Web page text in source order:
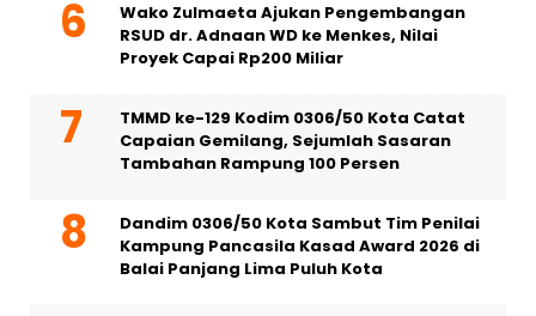
Wako Zulmaeta Ajukan Pengembangan
RSUD dr. Adnaan WD ke Menkes, Nilai
Proyek Capai Rp200 Miliar
TMMD ke-129 Kodim 0306/50 Kota Catat
Capaian Gemilang, Sejumlah Sasaran
Tambahan Rampung 100 Persen
Dandim 0306/50 Kota Sambut Tim Penilai
Kampung Pancasila Kasad Award 2026 di
Balai Panjang Lima Puluh Kota